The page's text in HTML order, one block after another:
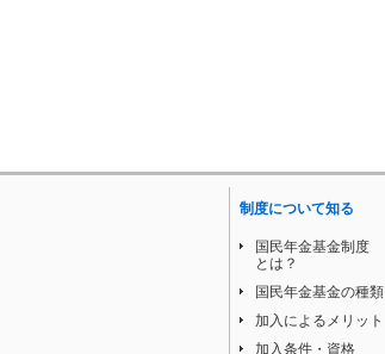
制度について知る
国民年金基金制度
とは？
国民年金基金の種類
加入によるメリット
加入条件・資格